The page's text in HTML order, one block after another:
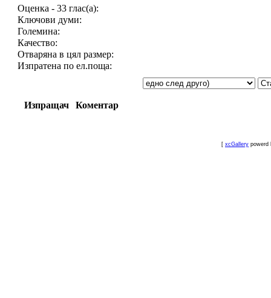
Оценка - 33 глас(а):
Ключови думи:
Големина:
Качество:
Отваряна в цял размер:
Изпратена по ел.поща:
Изпращач Коментар
[ xcGallery